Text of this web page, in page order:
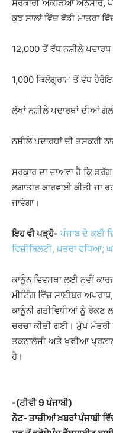
ਸਰਕਾਰੀ ਅੰਕੜਿਆਂ ਅਨੁਸਾਰ,
ਕੁਝ ਸਾਲਾਂ ਵਿੱਚ ਵੱਡੀ ਮਾਤਰਾ
12,000 ਤੋਂ ਵੱਧ ਨਸ਼ੀਲੇ
1,000 ਕਿਲੋਗ੍ਰਾਮ ਤੋਂ ਵੱਧ
ਲੱਖਾਂ ਨਸ਼ੀਲੇ ਪਦਾਰਥਾਂ ਦੀਆਂ
ਨਸ਼ੀਲੇ ਪਦਾਰਥਾਂ ਦੀ ਤਸਕਰੀ
ਸਰਕਾਰ ਦਾ ਦਾਅਵਾ ਹੈ ਕਿ
ਲਗਾਤਾਰ ਕਾਰਵਾਈ ਕੀਤੀ ਜਾ
ਜਾਵੇਗਾ।
ਇਹ ਵੀ ਪੜ੍ਹੋ- ਪੰਜਾਬ ਦੇ ਕਈ
ਵਿਜ਼ੀਬਿਲਟੀ, ਖ਼ਤਰਾ ਵਧਿਆ;
ਕਾਨੂੰਨ ਵਿਵਸਥਾ ਲਈ ਨਵੀਂ
ਮੀਟਿੰਗ ਵਿੱਚ ਸਾਈਬਰ
ਕਾਨੂੰਨੀ ਗਤੀਵਿਧੀਆਂ ਨੂੰ ਰੋਕਣ
ਚਰਚਾ ਕੀਤੀ ਗਈ। ਮੁੱਖ
ਤਕਨਾਲੋਜੀ ਅਤੇ ਖੁਫੀਆ
ਹੈ।
-(ਟੀਵੀ 9 ਪੰਜਾਬੀ)
ਨੋਟ- ਤਾਜ਼ੀਆਂ ਖ਼ਬਰਾਂ ਪੰਜਾਬੀ